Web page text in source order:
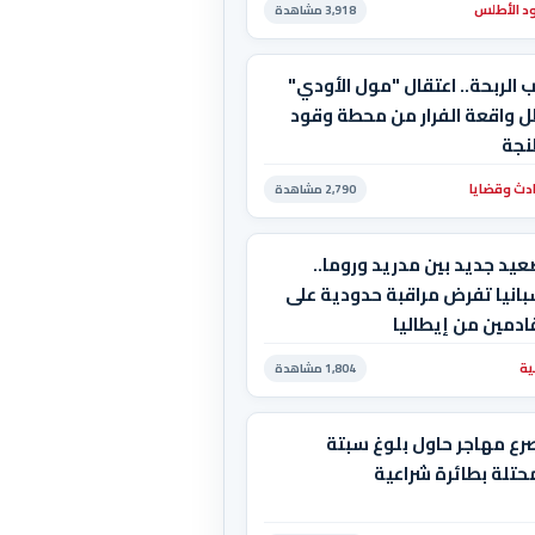
الأطلس 3,918 مشاهدة
الربحة.. اعتقال "مول الأودي"
واقعة الفرار من محطة وقود
وقضايا 2,790 مشاهدة
جديد بين مدريد وروما..
تفرض مراقبة حدودية على
من إيطاليا
1,804 مشاهدة
مهاجر حاول بلوغ سبتة
بطائرة شراعية